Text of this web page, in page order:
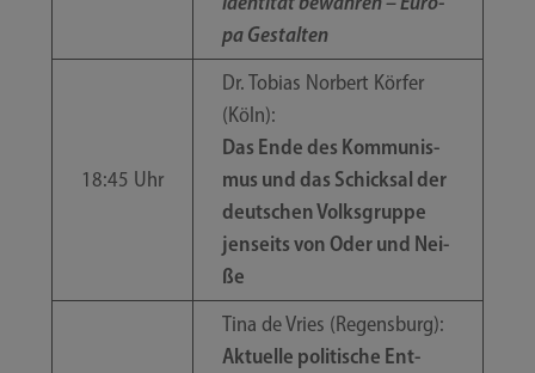
pa Gestalten
18:45 Uhr
Dr. Tobi­as Nor­bert Kör­fer
(Köln):
Das Ende des Kom­mu­nis­
mus und das Schick­sal der
deut­schen Volks­grup­pe
jen­seits von Oder und Nei­
ße
Tina de Vries (Regens­burg):
Aktu­el­le poli­ti­sche Ent­